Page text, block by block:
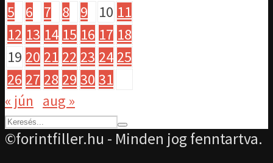
5
6 7 8 9 10 11
12 13 14 15 16 17 18
19 20 21 22 23 24 25
26 27 28 29 30 31
« jún aug »
©forintfiller.hu - Minden jog fenntartva.